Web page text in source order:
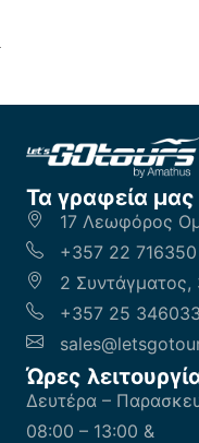
Τα γραφεία μας
17 Λεωφόρος
+357 22 716350
2
+357 25 346033
Ώρες
Δευτέρα –
08:00 – 13:00 &